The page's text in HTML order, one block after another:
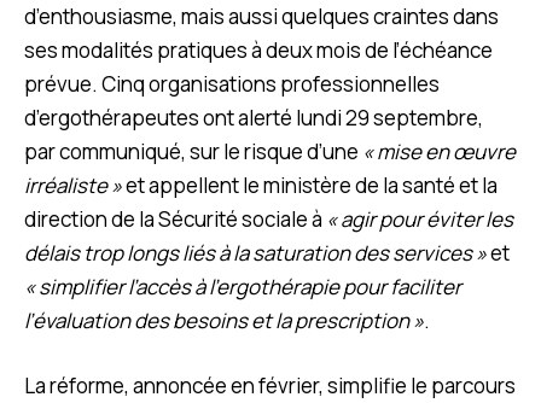
d’enthousiasme, mais aussi quelques craintes dans
ses modalités pratiques à deux mois de l’échéance
prévue. Cinq organisations professionnelles
d’ergothérapeutes ont alerté lundi 29 septembre,
par communiqué, sur le risque d’une « mise en œuvre
irréaliste »et appellent le ministère de la santé et la
direction de la Sécurité sociale à « agir pour éviter les
délais trop longs liés à la saturation des services »et
« simplifier l’accès à l’ergothérapie pour faciliter
l’évaluation des besoins et la prescription ».
La réforme, annoncée en février, simplifie le parcours